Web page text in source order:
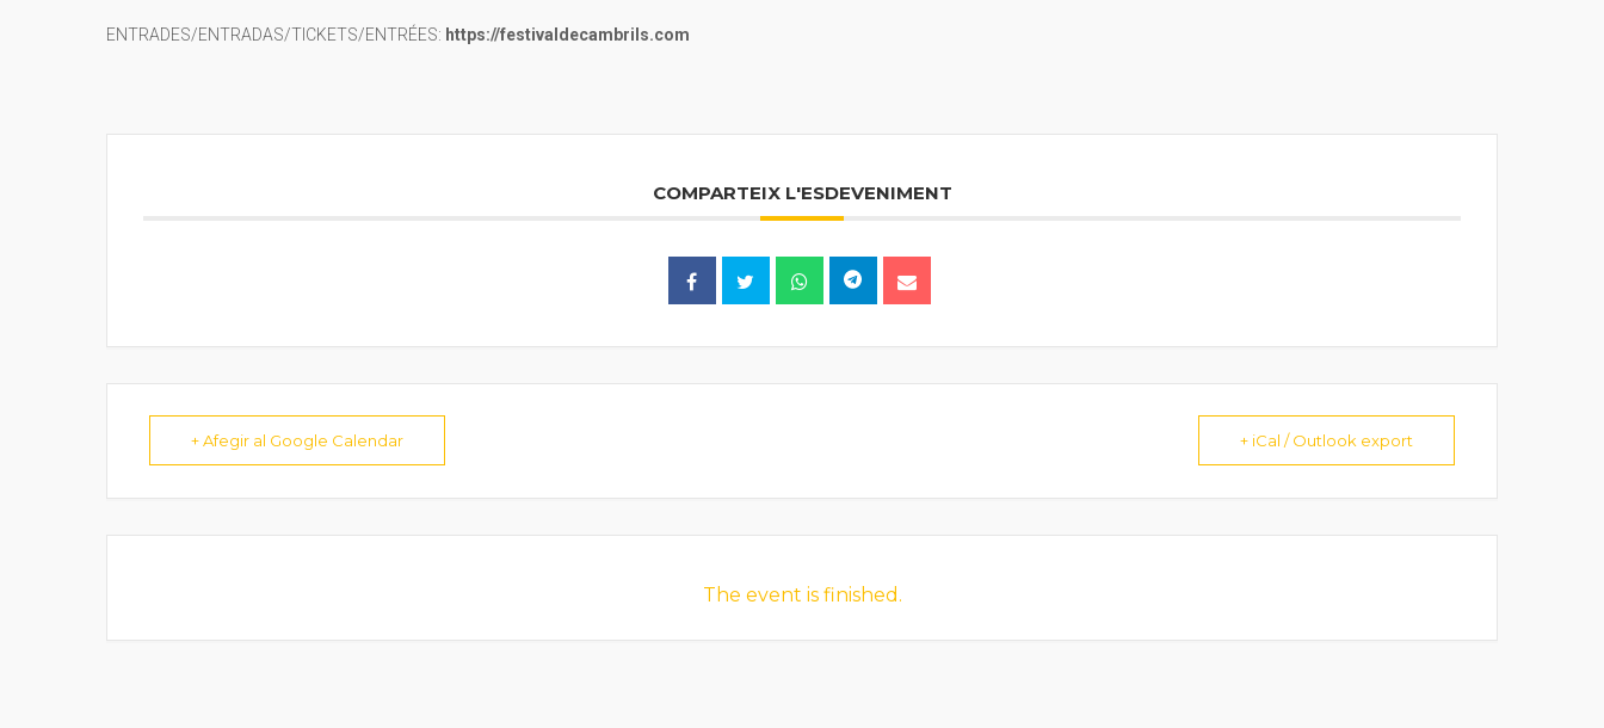
ENTRADES/ENTRADAS/TICKETS/ENTRÉES: https://festivaldecambrils.com
COMPARTEIX L'ESDEVENIMENT
+ Afegir al Google Calendar + iCal / Outlook export
The event is finished.